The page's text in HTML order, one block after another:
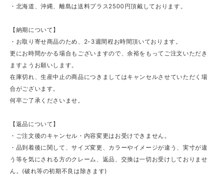
・北海道、沖縄、離島は送料プラス2500円頂戴しております。
【納期について】
・お取り寄せ商品のため、2-3週間程お時間頂いております。
更にお時間かかる場合もございますので、余裕をもってご注文いただき
ますようお願いします。
在庫切れ、生産中止の商品につきましてはキャンセルさせていただく場
合がございます。
何卒ご了承くださいませ。
【返品について】
・ご注文後のキャンセル・内容変更はお受けできません。
・品到着後に関して、サイズ変更、カラーやイメージが違う、実寸が違
う等を気にされる方のクレーム、返品、交換は一切お受けしておりませ
ん。(破れ等の初期不良は除きます)